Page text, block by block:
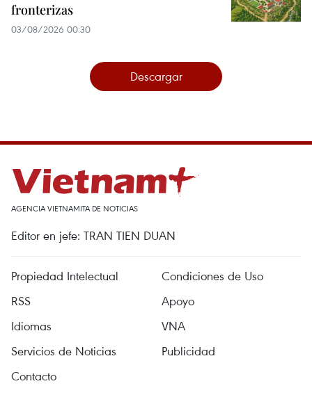
fronterizas
03/08/2026 00:30
Descargar
AGENCIA VIETNAMITA DE NOTICIAS
Editor en jefe: TRAN TIEN DUAN
Propiedad Intelectual
Condiciones de Uso
RSS
Apoyo
Idiomas
VNA
Servicios de Noticias
Publicidad
Contacto